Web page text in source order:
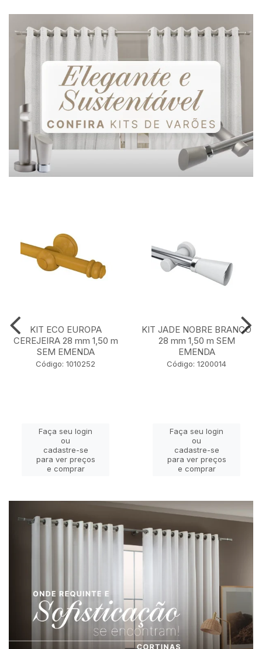
KIT ECO EUROPA
CEREJEIRA 28 mm 1,50 m
SEM EMENDA
Código: 1010252
Faça seu login
ou
cadastre-se
para ver preços
e comprar
KIT JADE NOBRE BRANCO
28 mm 1,50 m SEM
EMENDA
Código: 1200014
Faça seu login
ou
cadastre-se
para ver preços
e comprar